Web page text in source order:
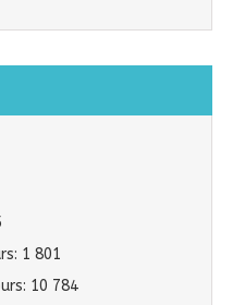
1 801
10 784